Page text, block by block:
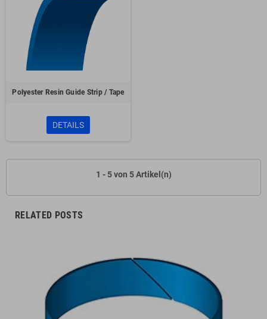
Polyester Resin Guide Strip / Tape
DETAILS
1 - 5 von 5 Artikel(n)
RELATED POSTS